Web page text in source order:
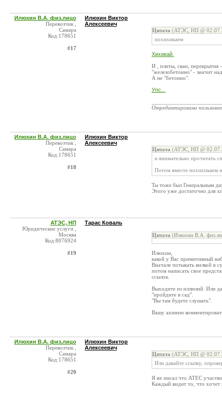
Илюхин В.А. физ.лицо
Перевозчик ,
Самара
Код:178651
#17
Илюхин Виктор
Алексеевич
Цитата (АТЭС, НП @
похихикаем
Хихикай.
И , плиты, сваи, перекрытия
"железобетонно" - значит
А не "бетонно".
Упс...
Отредактировано
Илюхин В.А. физ.лицо
Перевозчик ,
Самара
Код:178651
#18
Илюхин Виктор
Алексеевич
Цитата (АТЭС, НП @
и внимательно прочитать
Потом вместе похихикаем
Ты тоже был Генеральным
Этого уже достаточно для
АТЭС, НП
Юридические услуги ,
Москва
Код:8076924
#19
Тарас Коваль
Цитата (Илюхин В.А.
Илюхин,
какой у Вас примитивный
Вначале потыкать вилкой в
потом написать свое
ссылок.
Выходите из иллюзий. Или
"пройдите в сад".
"Вы там будете слушать".
Вашу ахинею
Илюхин В.А. физ.лицо
Перевозчик ,
Самара
Код:178651
#20
Илюхин Виктор
Алексеевич
Цитата (АТЭС, НП @
Или давайте ссылку,
Я не писал что АТЕС
Каждый видит то, что хочет